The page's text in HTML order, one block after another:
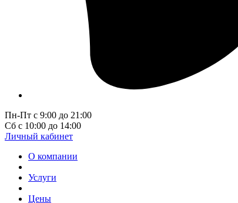
Пн-Пт с 9:00 до 21:00
Сб с 10:00 до 14:00
Личный кабинет
О компании
Услуги
Цены